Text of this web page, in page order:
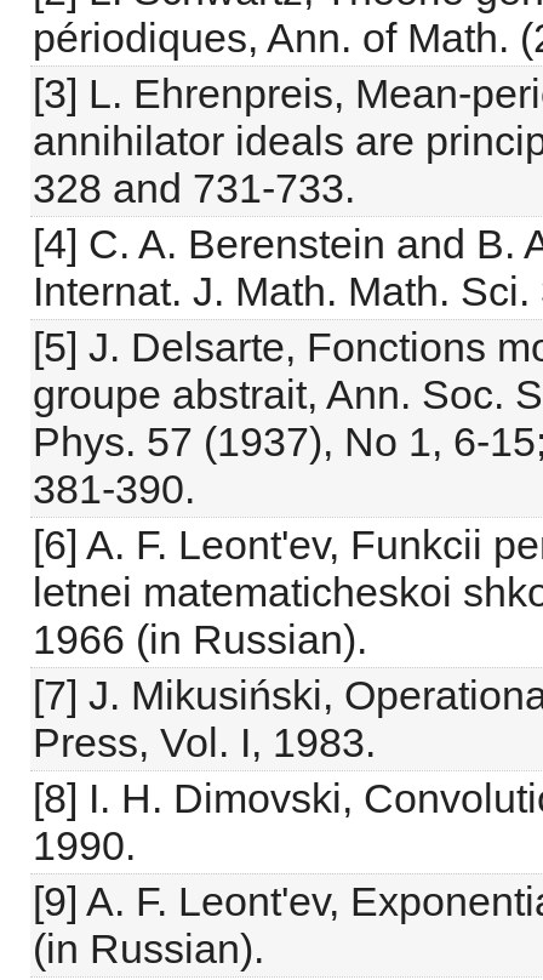
périodiques, Ann. of Math.
[3] L. Ehrenpreis, Mean-
annihilator ideals are
328 and 731-733.
[4] C. A. Berenstein and B.
Internat. J. Math. Math.
[5] J. Delsarte, Fonctions
groupe abstrait, Ann. Soc.
Phys. 57 (1937), No 1, 6-
381-390.
[6] A. F. Leont'ev, Funkcii
letnei matematicheskoi
1966 (in Russian).
[7] J. Mikusiński,
Press, Vol. I, 1983.
[8] I. H. Dimovski,
1990.
[9] A. F. Leont'ev,
(in Russian).